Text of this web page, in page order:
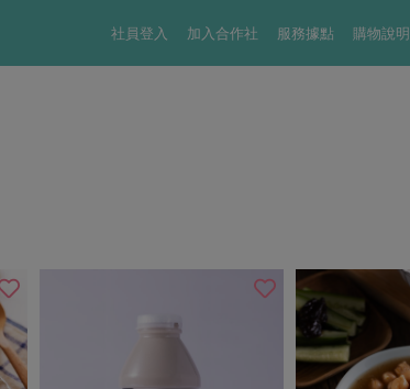
社員登入 加入合作社 服務據點 購物說明